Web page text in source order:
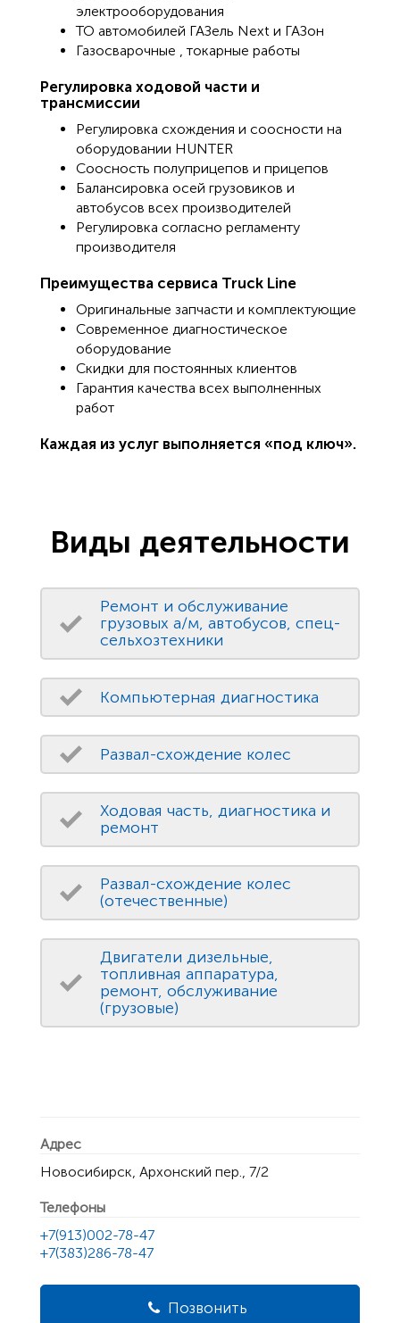
электрооборудования
ТО автомобилей ГАЗель Next и ГАЗон
Газосварочные , токарные работы
Регулировка ходовой части и
трансмиссии
Регулировка схождения и соосности на
оборудовании HUNTER
Соосность полуприцепов и прицепов
Балансировка осей грузовиков и
автобусов всех производителей
Регулировка согласно регламенту
производителя
Преимущества сервиса Truck Line
Оригинальные запчасти и комплектующие
Современное диагностическое
оборудование
Скидки для постоянных клиентов
Гарантия качества всех выполненных
работ
Каждая из услуг выполняется «под ключ».
Виды деятельности
Ремонт и обслуживание
грузовых а/м, автобусов, спец-
сельхозтехники
Компьютерная диагностика
Развал-схождение колес
Ходовая часть, диагностика и
ремонт
Развал-схождение колес
(отечественные)
Двигатели дизельные,
топливная аппаратура,
ремонт, обслуживание
(грузовые)
Адрес
Новосибирск, Архонский пер., 7/2
Телефоны
+7(913)002-78-47
+7(383)286-78-47
Позвонить